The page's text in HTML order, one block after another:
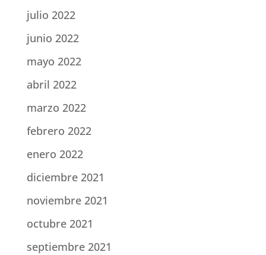
julio 2022
junio 2022
mayo 2022
abril 2022
marzo 2022
febrero 2022
enero 2022
diciembre 2021
noviembre 2021
octubre 2021
septiembre 2021